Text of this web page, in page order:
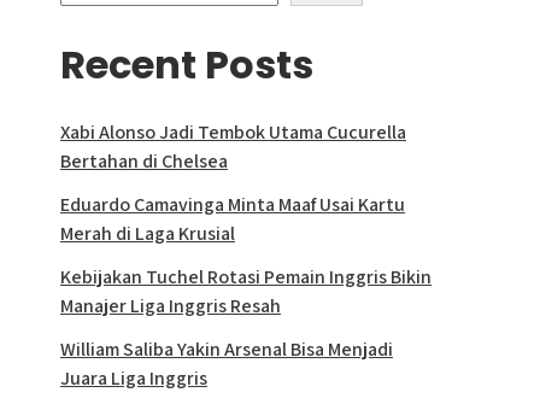
Recent Posts
Xabi Alonso Jadi Tembok Utama Cucurella
Bertahan di Chelsea
Eduardo Camavinga Minta Maaf Usai Kartu
Merah di Laga Krusial
Kebijakan Tuchel Rotasi Pemain Inggris Bikin
Manajer Liga Inggris Resah
William Saliba Yakin Arsenal Bisa Menjadi
Juara Liga Inggris